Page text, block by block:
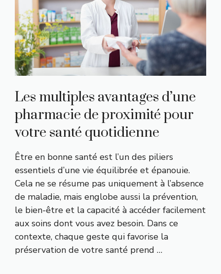
Les multiples avantages d’une
pharmacie de proximité pour
votre santé quotidienne
Être en bonne santé est l’un des piliers
essentiels d’une vie équilibrée et épanouie.
Cela ne se résume pas uniquement à l’absence
de maladie, mais englobe aussi la prévention,
le bien-être et la capacité à accéder facilement
aux soins dont vous avez besoin. Dans ce
contexte, chaque geste qui favorise la
préservation de votre santé prend …